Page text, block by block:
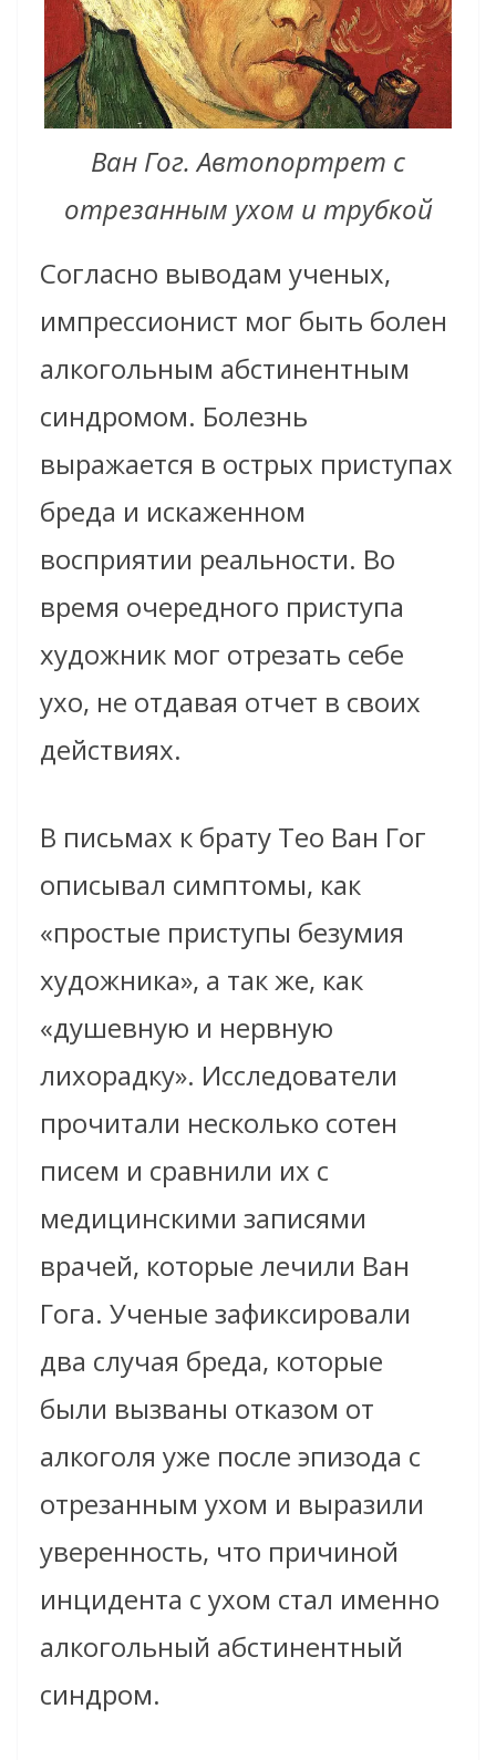
Ван Гог. Автопортрет с
отрезанным ухом и трубкой
Согласно выводам ученых,
импрессионист мог быть болен
алкогольным абстинентным
синдромом. Болезнь
выражается в острых приступах
бреда и искаженном
восприятии реальности. Во
время очередного приступа
художник мог отрезать себе
ухо, не отдавая отчет в своих
действиях.
В письмах к брату Тео Ван Гог
описывал симптомы, как
«простые приступы безумия
художника», а так же, как
«душевную и нервную
лихорадку». Исследователи
прочитали несколько сотен
писем и сравнили их с
медицинскими записями
врачей, которые лечили Ван
Гога. Ученые зафиксировали
два случая бреда, которые
были вызваны отказом от
алкоголя уже после эпизода с
отрезанным ухом и выразили
уверенность, что причиной
инцидента с ухом стал именно
алкогольный абстинентный
синдром.